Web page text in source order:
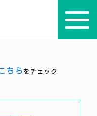
こちらをチェック